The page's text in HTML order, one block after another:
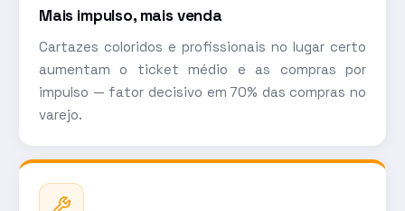
Mais impulso, mais venda
Cartazes coloridos e profissionais no lugar certo
aumentam o ticket médio e as compras por
impulso — fator decisivo em 70% das compras no
varejo.